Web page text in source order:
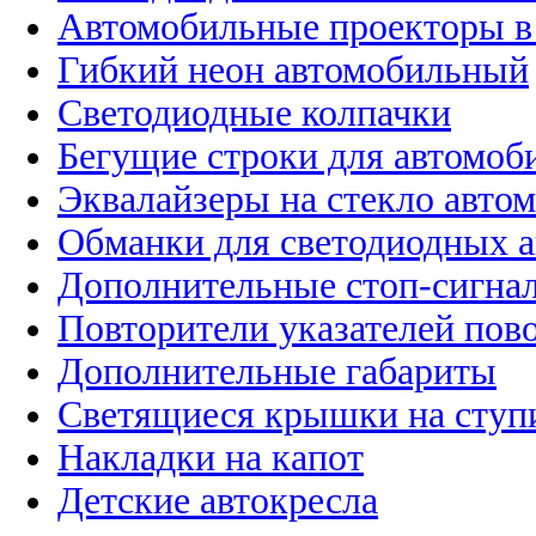
Автомобильные проекторы
Гибкий неон автомобильный
Светодиодные колпачки
Бегущие строки для
Эквалайзеры на стекло
Обманки для светодиодных
Дополнительные стоп-
Повторители указателей
Дополнительные габариты
Светящиеся крышки на
Накладки на капот
Детские автокресла